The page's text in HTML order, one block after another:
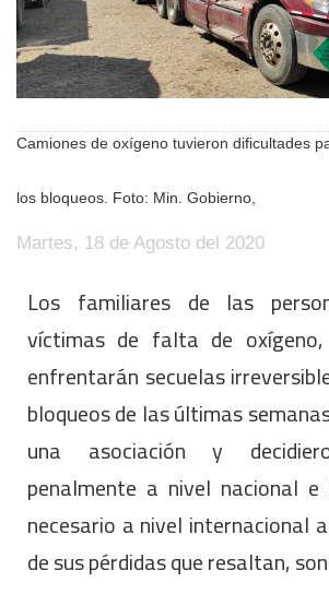
Camiones de oxígeno tuvieron dificultades
los bloqueos. Foto: Min. Gobierno,
Martes, 18 de Agosto del 2020
Los familiares de las
víctimas de falta de
enfrentarán secuelas
bloqueos de las últimas
una asociación y
penalmente a nivel nacional
necesario a nivel internacional
de sus pérdidas que resaltan,